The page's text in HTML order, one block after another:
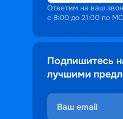
Ответим на ваш
с 8:00 до 21:00 по
Подпишитесь
лучшими